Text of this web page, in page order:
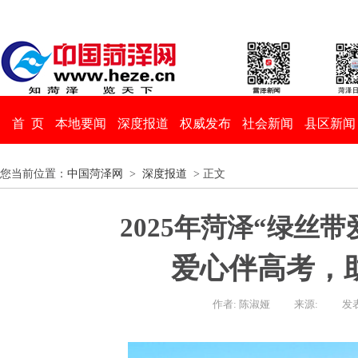
首 页 本地要闻 深度报道 权威发布 社会新闻 县区新闻
您当前位置： 中国菏泽网 > 深度报道 > 正文
2025年菏泽“绿丝
爱心伴高考，
作者: 陈淑娅 来源: 发